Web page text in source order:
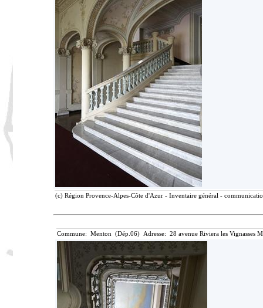
(c) Région Provence-Alpes-Côte d'Azur - Inventaire général -
Commune: Menton (Dép.06) Adresse: 28 avenue Riviera les Vignasses